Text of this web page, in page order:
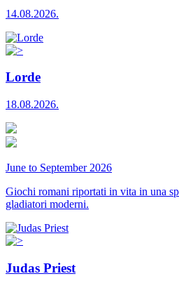
14.08.2026.
Lorde
18.08.2026.
June to September 2026
Giochi romani riportati in vita in una
gladiatori moderni.
Judas Priest